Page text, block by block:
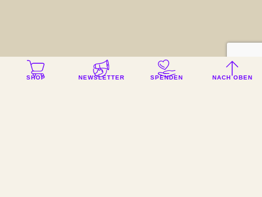
SHOP NEWSLETTER SPENDEN NACH OBEN